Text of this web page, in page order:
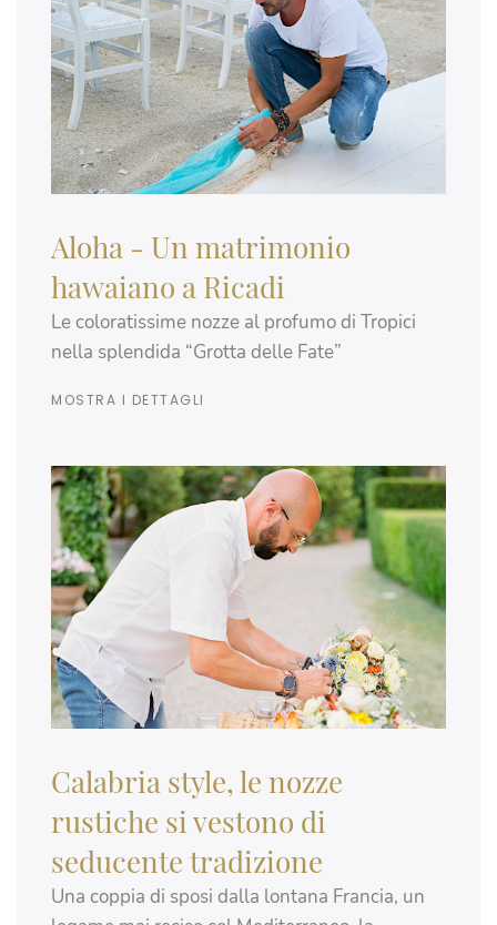
Aloha - Un matrimonio
hawaiano a Ricadi
Le coloratissime nozze al profumo di Tropici
nella splendida “Grotta delle Fate”
MOSTRA I DETTAGLI
Calabria style, le nozze
rustiche si vestono di
seducente tradizione
Una coppia di sposi dalla lontana Francia, un